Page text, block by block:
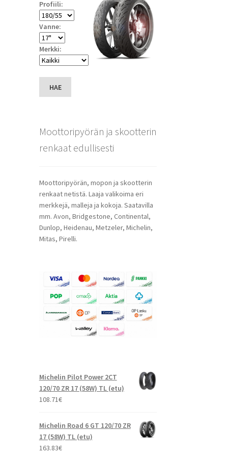
Profiili:
Vanne:
Merkki:
HAE
Moottoripyörän ja skootterin
renkaat edullisesti
Moottoripyörän, mopon ja skootterin
renkaat netistä. Laaja valikoima eri
merkkejä, malleja ja kokoja. Saatavilla
mm. Avon, Bridgestone, Continental,
Dunlop, Heidenau, Metzeler, Michelin,
Mitas, Pirelli.
Michelin Pilot Power 2CT
120/70 ZR 17 (58W) TL (etu)
108.71€
Michelin Road 6 GT 120/70 ZR
17 (58W) TL (etu)
163.83€